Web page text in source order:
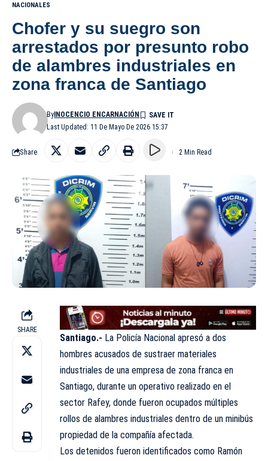
NACIONALES
Chofer y su suegro son
arrestados por presunto robo
de alambres industriales en
zona franca de Santiago
Last Updated: 11 De Mayo De 2026 15:37
ByINOCENCIO ENCARNACIÓN
Share 2 Min Read
SHARE
Santiago.- La Policía Nacional apresó a dos
hombres acusados de sustraer materiales
industriales de una empresa de zona franca en
Santiago, durante un operativo realizado en el
sector Rafey, donde fueron ocupados múltiples
rollos de alambres industriales dentro de un minibús
propiedad de la compañía afectada.
Los detenidos fueron identificados como Ramón